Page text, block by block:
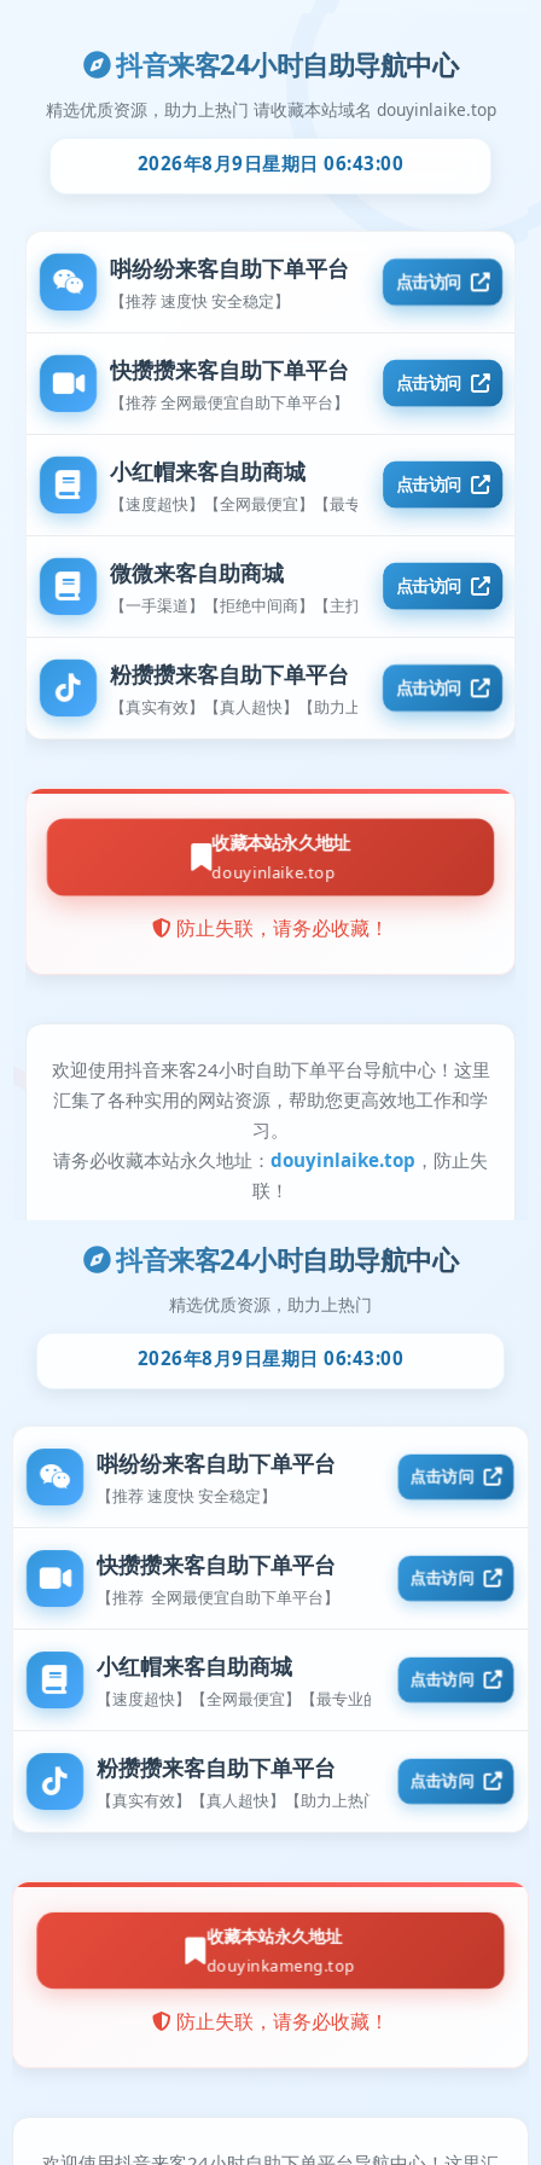
抖音来客24小时自助导航中心
精选优质资源，助力上热门
2026年8月9日星期日 06:43:00
唞纷纷来客自助下单平台
【推荐 速度快 安全稳定】
点击访问
快攒攒来客自助下单平台
【推荐 全网最便宜自助下单平台】
点击访问
小红帽来客自助商城
【速度超快】【全网最便宜】【最专业的平台】
点击访问
粉攒攒来客自助下单平台
【真实有效】【真人超快】【助力上热门】
点击访问
收藏本站永久地址
douyinkameng.top
防止失联，请务必收藏！